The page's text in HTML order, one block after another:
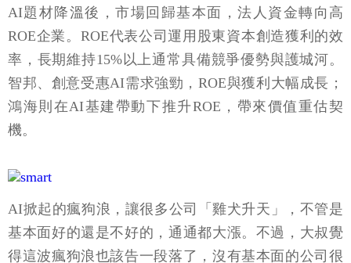
AI題材降溫後，市場回歸基本面，法人資金轉向高
ROE企業。ROE代表公司運用股東資本創造獲利的效
率，長期維持15%以上通常具備競爭優勢與護城河。
智邦、創意受惠AI需求強勁，ROE與獲利大幅成長；
鴻海則在AI基建帶動下推升ROE，帶來價值重估契
機。
AI掀起的瘋狗浪，讓很多公司「雞犬升天」，不管是
基本面好的還是不好的，通通都大漲。不過，大叔覺
得這波瘋狗浪也該告一段落了，沒有基本面的公司很